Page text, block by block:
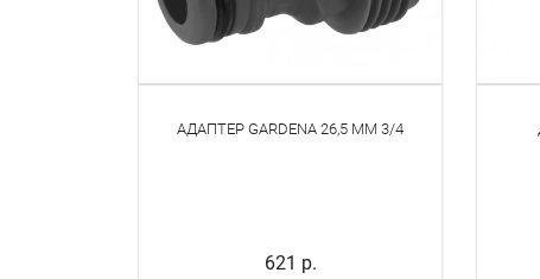
АДАПТЕР GARDENA 26,5 ММ 3/4
621 р.